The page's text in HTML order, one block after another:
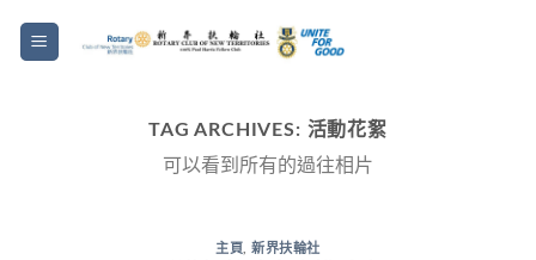
TAG ARCHIVES: 活動花絮
可以看到所有的過往相片
主頁 ,新界扶輪社